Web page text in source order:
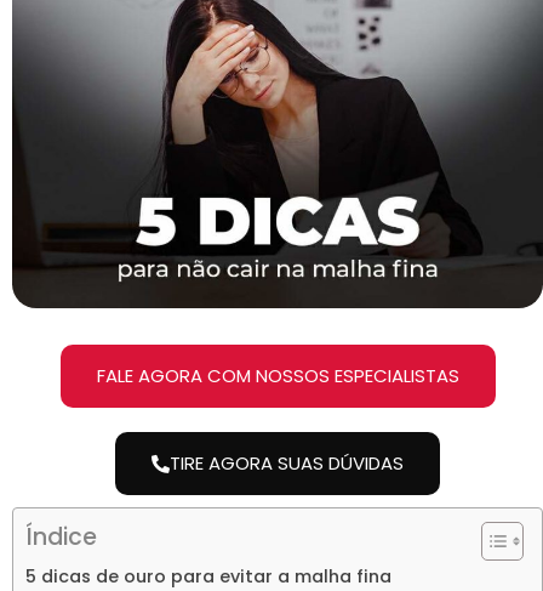
FALE AGORA COM NOSSOS ESPECIALISTAS
TIRE AGORA SUAS DÚVIDAS
Índice
5 dicas de ouro para evitar a malha fina